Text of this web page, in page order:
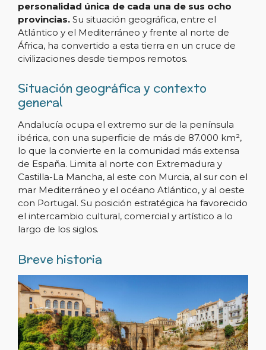
personalidad única de cada una de sus ocho
provincias. Su situación geográfica, entre el
Atlántico y el Mediterráneo y frente al norte de
África, ha convertido a esta tierra en un cruce de
civilizaciones desde tiempos remotos.
Situación geográfica y contexto
general
Andalucía ocupa el extremo sur de la península
ibérica, con una superficie de más de 87.000 km²,
lo que la convierte en la comunidad más extensa
de España. Limita al norte con Extremadura y
Castilla-La Mancha, al este con Murcia, al sur con el
mar Mediterráneo y el océano Atlántico, y al oeste
con Portugal. Su posición estratégica ha favorecido
el intercambio cultural, comercial y artístico a lo
largo de los siglos.
Breve historia